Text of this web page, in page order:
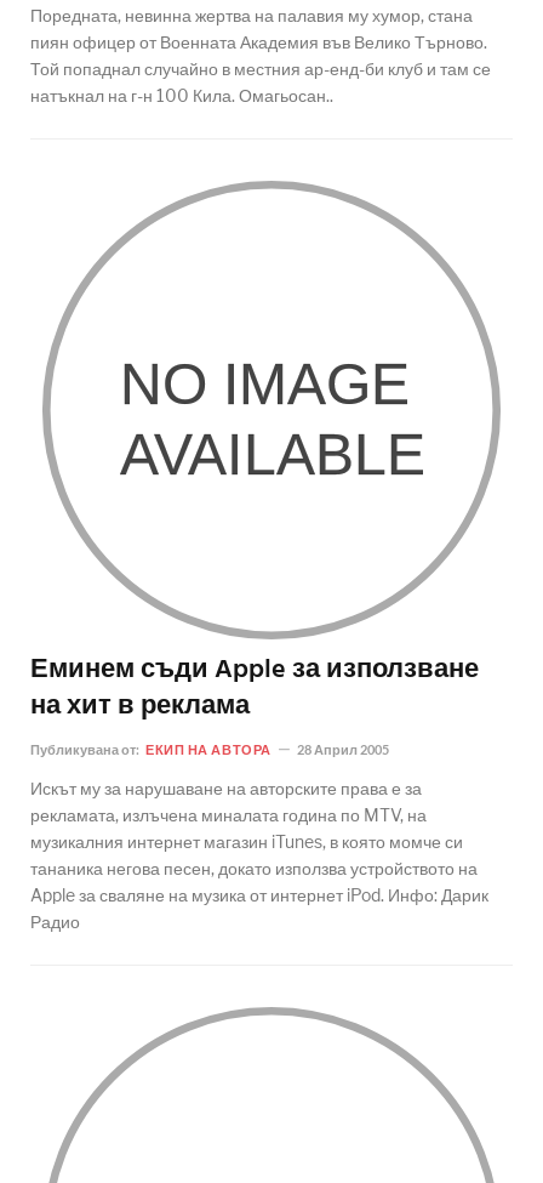
Поредната, невинна жертва на палавия му хумор, стана
пиян офицер от Военната Академия във Велико Търново.
Той попаднал случайно в местния ар-енд-би клуб и там се
натъкнал на г-н 100 Кила. Омагьосан..
Еминем съди Apple за използване
на хит в реклама
Публикувана от: ЕКИП НА АВТОРА 28 Април 2005
Искът му за нарушаване на авторските права е за
рекламата, излъчена миналата година по MTV, на
музикалния интернет магазин iTunes, в която момче си
тананика негова песен, докато използва устройството на
Apple за сваляне на музика от интернет iPod. Инфо: Дарик
Радио